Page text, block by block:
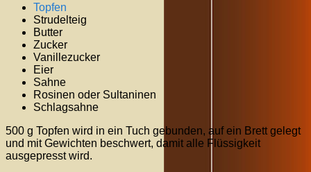
Topfen
Strudelteig
Butter
Zucker
Vanillezucker
Eier
Sahne
Rosinen oder Sultaninen
Schlagsahne
500 g Topfen wird in ein Tuch gebunden, auf ein Brett gelegt
und mit Gewichten beschwert, damit alle Flüssigkeit
ausgepresst wird.